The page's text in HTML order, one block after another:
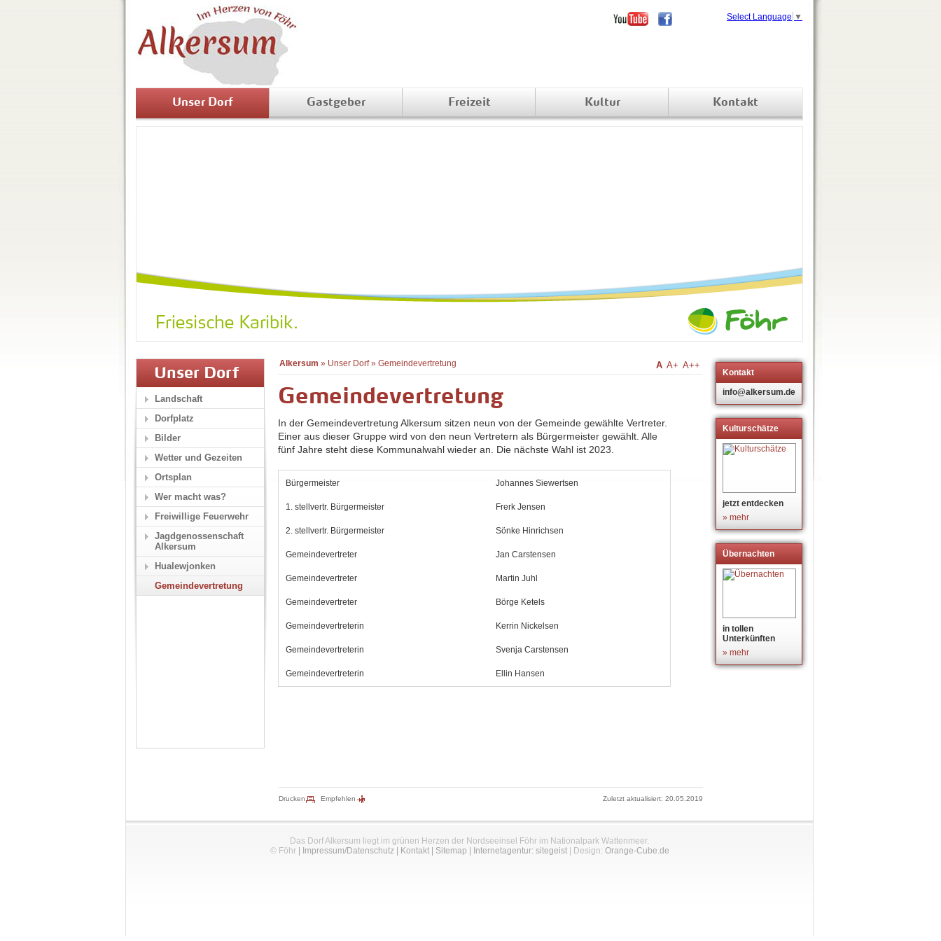
Unser Dorf Gastgeber Freizeit Kultur Kontakt
Alkersum » Unser Dorf» Gemeindevertretung A A+ A++
Gemeindevertretung
In der Gemeindevertretung Alkersum sitzen neun von der Gemeinde gewählte Vertreter.
Einer aus dieser Gruppe wird von den neun Vertretern als Bürgermeister gewählt. Alle
fünf Jahre steht diese Kommunalwahl wieder an. Die nächste Wahl ist 2023.
Bürgermeister Johannes Siewertsen
1. stellvertr. Bürgermeister Frerk Jensen
2. stellvertr. Bürgermeister Sönke Hinrichsen
Gemeindevertreter Jan Carstensen
Gemeindevertreter Martin Juhl
Gemeindevertreter Börge Ketels
Gemeindevertreterin Kerrin Nickelsen
Gemeindevertreterin Svenja Carstensen
Gemeindevertreterin Ellin Hansen
Kontakt
info@alkersum.de
Kulturschätze
jetzt entdecken
» mehr
Übernachten
in tollen
Unterkünften
» mehr
Unser Dorf
Landschaft
Dorfplatz
Bilder
Wetter und Gezeiten
Ortsplan
Wer macht was?
Freiwillige Feuerwehr
Jagdgenossenschaft
Alkersum
Hualewjonken
Gemeindevertretung
Select Language ▼
Drucken Empfehlen Zuletzt aktualisiert: 20.05.2019
Das Dorf Alkersum liegt im grünen Herzen der Nordseeinsel Föhr im Nationalpark Wattenmeer.
© Föhr| Impressum/Datenschutz| Kontakt| Sitemap Internetagentur: sitegeist| Design: Orange-Cube.de